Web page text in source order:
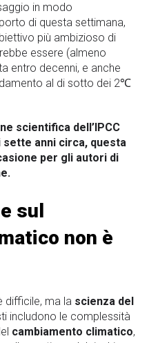
in modo
di questa settimana,
più ambizioso di
essere (almeno
entro decenni, e anche
al di sotto dei 2℃
scientifica dell’IPCC
anni circa, questa
per gli autori di
sul
non è
difficile, ma la scienza del
includono le complessità
cambiamento climatico,